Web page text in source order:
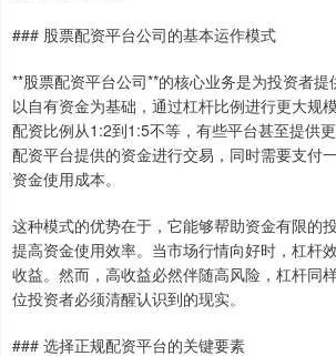
### 股票配资平台公司的基本运作模式
**股票配资平台公司**的核心业务是为投资者
以自有资金为基础，通过杠杆比例进行更大规
配资比例从1:2到1:5不等，有些平台甚至提供
配资平台提供的资金进行交易，同时需要支付
资金使用成本。
这种模式的优势在于，它能够帮助资金有限的
提高资金使用效率。当市场行情向好时，杠杆
收益。然而，高收益必然伴随高风险，杠杆同
位投资者必须清醒认识到的现实。
### 选择正规配资平台的关键要素